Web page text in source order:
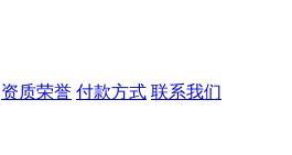
资质荣誉 付款方式 联系我们